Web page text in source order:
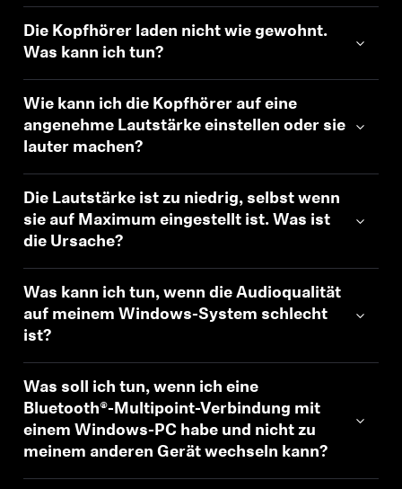
Die Kopfhörer laden nicht wie gewohnt.
Was kann ich tun?
Wie kann ich die Kopfhörer auf eine
angenehme Lautstärke einstellen oder sie
lauter machen?
Die Lautstärke ist zu niedrig, selbst wenn
sie auf Maximum eingestellt ist. Was ist
die Ursache?
Was kann ich tun, wenn die Audioqualität
auf meinem Windows-System schlecht
ist?
Was soll ich tun, wenn ich eine
Bluetooth®-Multipoint-Verbindung mit
einem Windows-PC habe und nicht zu
meinem anderen Gerät wechseln kann?